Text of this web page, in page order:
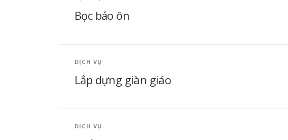
Bọc bảo ôn
DỊCH VỤ
Lắp dựng giàn giáo
DỊCH VỤ